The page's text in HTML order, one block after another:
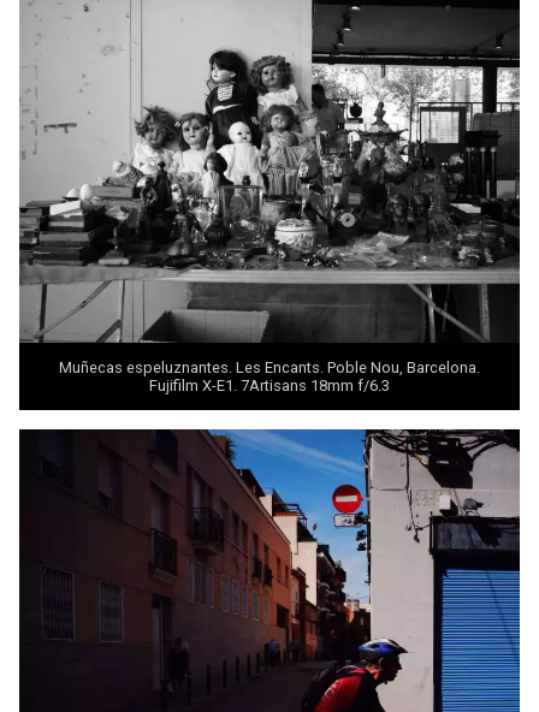
Muñecas espeluznantes. Les Encants. Poble Nou, Barcelona.
Fujifilm X-E1. 7Artisans 18mm f/6.3